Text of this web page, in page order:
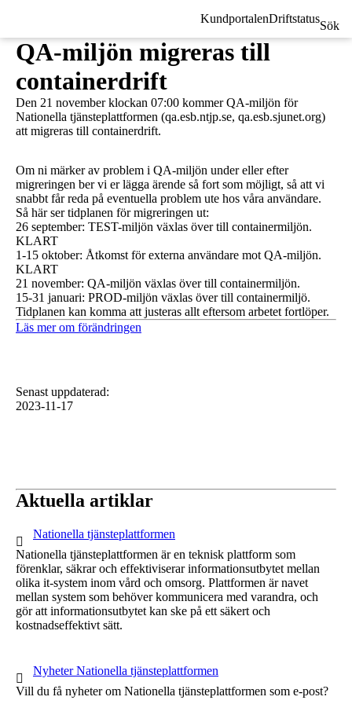
KundportalenDriftstatus
Sök
QA-miljön migreras till
containerdrift
Den 21 november klockan 07:00 kommer QA-miljön för
Nationella tjänsteplattformen (qa.esb.ntjp.se, qa.esb.sjunet.org)
att migreras till containerdrift.
Om ni märker av problem i QA-miljön under eller efter
migreringen ber vi er lägga ärende så fort som möjligt, så att vi
snabbt får reda på eventuella problem ute hos våra användare.
Så här ser tidplanen för migreringen ut:
26 september: TEST-miljön växlas över till containermiljön.
KLART
1-15 oktober: Åtkomst för externa användare mot QA-miljön.
KLART
21 november: QA-miljön växlas över till containermiljön.
15-31 januari: PROD-miljön växlas över till containermiljö.
Tidplanen kan komma att justeras allt eftersom arbetet fortlöper.
Läs mer om förändringen
Senast uppdaterad:
2023-11-17
Aktuella artiklar
1 av 1Nationella tjänsteplattformen
Nationella tjänsteplattformen är en teknisk plattform som
förenklar, säkrar och effektiviserar informationsutbytet mellan
olika it-system inom vård och omsorg. Plattformen är navet
mellan system som behöver kommunicera med varandra, och
gör att informationsutbytet kan ske på ett säkert och
kostnadseffektivt sätt.
1 av 1Nyheter Nationella tjänsteplattformen
Vill du få nyheter om Nationella tjänsteplattformen som e-post?